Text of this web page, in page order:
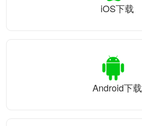
iOS下载
Android下载